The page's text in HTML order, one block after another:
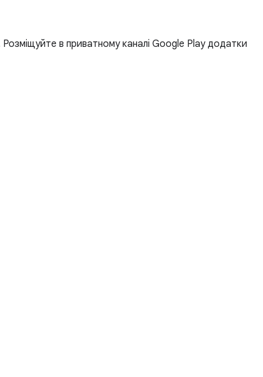
в приватному каналі Google Play додатки